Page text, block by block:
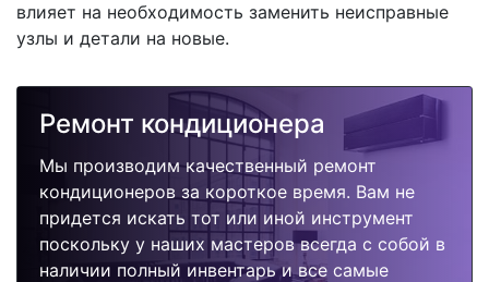
влияет на необходимость заменить неисправные
узлы и детали на новые.
Ремонт кондиционера
Мы производим качественный ремонт
кондиционеров за короткое время. Вам не
придется искать тот или иной инструмент
поскольку у наших мастеров всегда с собой в
наличии полный инвентарь и все самые